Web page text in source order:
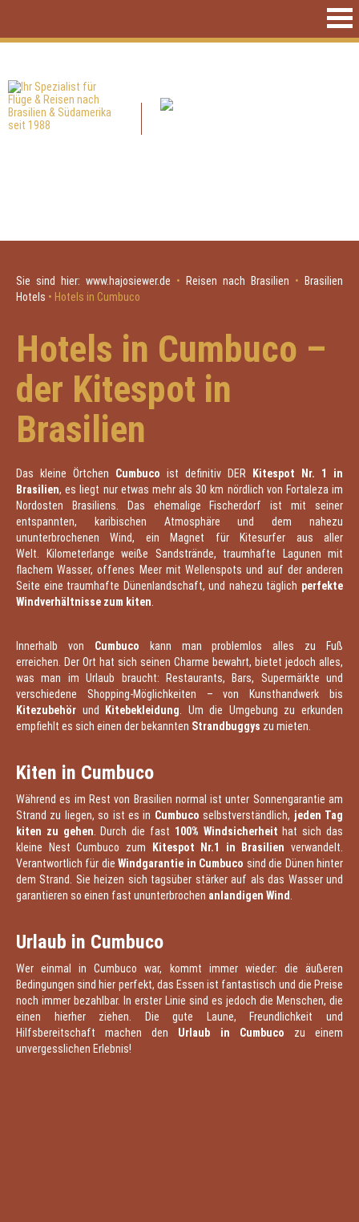
Sie sind hier: www.hajosiewer.de • Reisen nach Brasilien •
Brasilien
Hotels • Hotels in Cumbuco
Hotels in Cumbuco –
der Kitespot in
Brasilien
Das kleine Örtchen Cumbuco ist definitiv DER
Kitespot Nr. 1 in
Brasilien, es liegt nur etwas mehr als 30 km nördlich von Fortaleza im
Nordosten Brasiliens. Das ehemalige Fischerdorf ist mit seiner
entspannten, karibischen Atmosphäre und dem nahezu
ununterbrochenen Wind, ein Magnet für Kitesurfer aus aller
Welt. Kilometerlange weiße Sandstrände, traumhafte Lagunen mit
flachem Wasser, offenes Meer mit Wellenspots und auf der anderen
Seite eine traumhafte Dünenlandschaft, und nahezu täglich perfekte
Windverhältnisse zum kiten
Innerhalb von Cumbuco kann man problemlos alles zu Fuß
erreichen. Der Ort hat sich seinen Charme bewahrt, bietet jedoch alles,
was man im Urlaub braucht: Restaurants, Bars, Supermärkte und
verschiedene Shopping-Möglichkeiten – von Kunsthandwerk bis
Kitezubehör und Kitebekleidung . Um die Umgebung zu erkunden
empfiehlt es sich einen der bekannten Strandbuggys zu mieten.
Kiten in Cumbuco
Während es im Rest von Brasilien normal ist unter Sonnengarantie am
Strand zu liegen, so ist es in Cumbuco selbstverständlich, jeden Tag
kiten zu gehen . Durch die fast 100% Windsicherheit hat sich das
kleine Nest Cumbuco zum
Kitespot Nr.1 in Brasilien verwandelt.
Verantwortlich für dieWindgarantie in Cumbuco sind die Dünen hinter
dem Strand. Sie heizen sich tagsüber stärker auf als das Wasser und
garantieren so einen fast ununterbrochen anlandigen Wind
Urlaub in Cumbuco
Wer einmal in Cumbuco war, kommt immer wieder: die äußeren
Bedingungen sind hier perfekt, das Essen ist fantastisch und die Preise
noch immer bezahlbar. In erster Linie sind es jedoch die Menschen, die
einen hierher ziehen. Die gute Laune, Freundlichkeit und
Hilfsbereitschaft machen den Urlaub in Cumbuco zu einem
unvergesslichen Erlebnis!